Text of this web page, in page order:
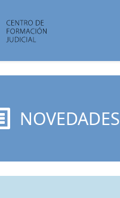
NOVEDADES